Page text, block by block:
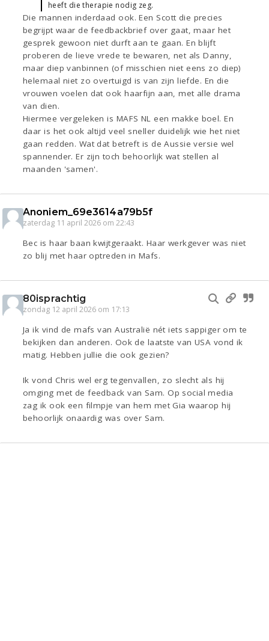
heeft die therapie nodig zeg.
Die mannen inderdaad ook. Een Scott die precies
begrijpt waar de feedbackbrief over gaat, maar het
gesprek gewoon niet durft aan te gaan. En blijft
proberen de lieve vrede te bewaren, net als Danny,
maar diep vanbinnen (of misschien niet eens zo diep)
helemaal niet zo overtuigd is van zijn liefde. En die
vrouwen voelen dat ook haarfijn aan, met alle drama
van dien.
Hiermee vergeleken is MAFS NL een makke boel. En
daar is het ook altijd veel sneller duidelijk wie het niet
gaan redden. Wat dat betreft is de Aussie versie wel
spannender. Er zijn toch behoorlijk wat stellen al
maanden 'samen'.
Anoniem_69e3614a79b5f
zaterdag 11 april 2026 om 22:43
Bec is haar baan kwijtgeraakt. Haar werkgever was niet
zo blij met haar optreden in Mafs.
80isprachtig
zondag 12 april 2026 om 17:13
Ja ik vind de mafs van Australië nét iets sappiger om te
bekijken dan anderen. Ook de laatste van USA vond ik
matig. Hebben jullie die ook gezien?
Ik vond Chris wel erg tegenvallen, zo slecht als hij
omging met de feedback van Sam. Op social media
zag ik ook een filmpje van hem met Gia waarop hij
behoorlijk onaardig was over Sam.